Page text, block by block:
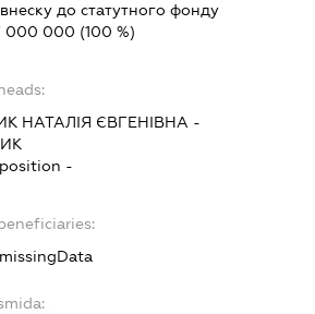
до статутного фонду
000 000 (100 %)
НАТАЛІЯ ЄВГЕНІВНА -
-